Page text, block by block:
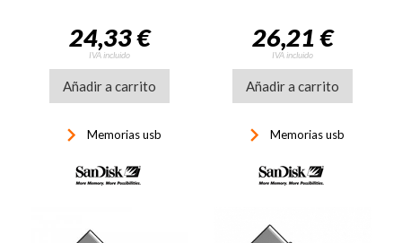
24,33 €
IVA incluido
Añadir a carrito
keyboard_arrow_right Memorias usb
26,21 €
IVA incluido
Añadir a carrito
keyboard_arrow_right Memorias usb